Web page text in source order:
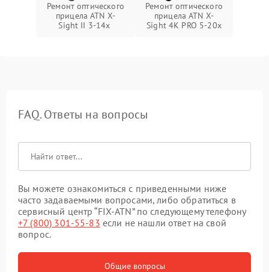
Ремонт оптического
прицела ATN X-
Sight II 3-14x
Ремонт оптического
прицела ATN X-
Sight 4K PRO 5-20x
FAQ. Ответы на вопросы
Вы можете ознакомиться с приведенными ниже
часто задаваемыми вопросами, либо обратиться в
сервисный центр “FIX-ATN” по следующему телефону
+7 (800) 301-55-83 если не нашли ответ на свой
вопрос.
Общие вопросы